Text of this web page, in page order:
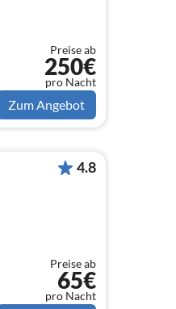
Preise ab
250€
pro Nacht
Zum Angebot
4.8
Preise ab
65€
pro Nacht